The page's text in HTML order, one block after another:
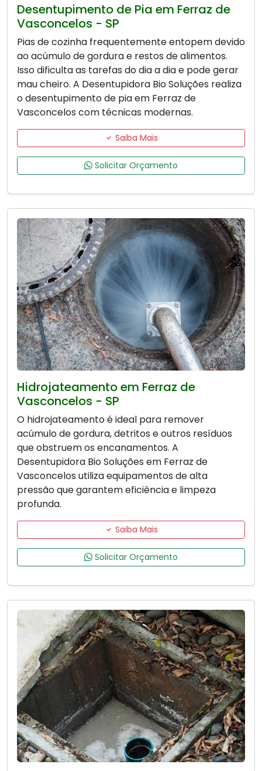
Desentupimento de Pia em Ferraz de
Vasconcelos - SP
Pias de cozinha frequentemente entopem devido
ao acúmulo de gordura e restos de alimentos.
Isso dificulta as tarefas do dia a dia e pode gerar
mau cheiro. A Desentupidora Bio Soluções realiza
o desentupimento de pia em Ferraz de
Vasconcelos com técnicas modernas.
Saiba Mais
Solicitar Orçamento
Hidrojateamento em Ferraz de
Vasconcelos - SP
O hidrojateamento é ideal para remover
acúmulo de gordura, detritos e outros resíduos
que obstruem os encanamentos. A
Desentupidora Bio Soluções em Ferraz de
Vasconcelos utiliza equipamentos de alta
pressão que garantem eficiência e limpeza
profunda.
Saiba Mais
Solicitar Orçamento